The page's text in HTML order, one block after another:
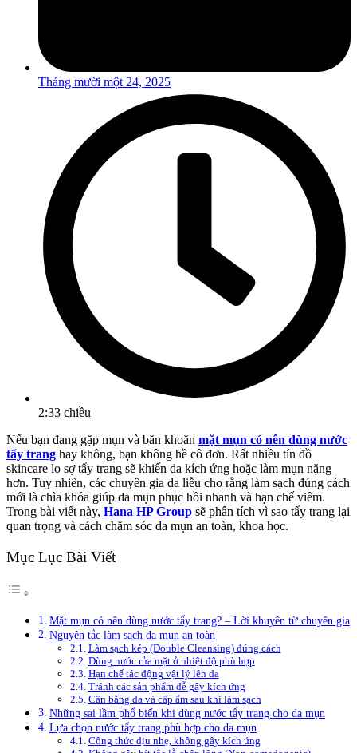
Tháng mười một 24, 2025
2:33 chiều
Nếu bạn đang gặp mụn và băn khoăn mặt mụn có nên dùng nước
tẩy trang hay không, bạn không hề cô đơn. Rất nhiều tín đồ
skincare lo sợ tẩy trang sẽ khiến da kích ứng hoặc làm mụn nặng
hơn. Tuy nhiên, các chuyên gia da liễu cho rằng làm sạch đúng cách
mới là chìa khóa giúp da mụn phục hồi nhanh và hạn chế viêm.
Trong bài viết này, Hana HP Group sẽ phân tích vì sao tẩy trang lại
quan trọng và cách chăm sóc da mụn an toàn, khoa học.
Mục Lục Bài Viết
Mặt mụn có nên dùng nước tẩy trang? – Lời khuyên từ chuyên gia
Nguyên tắc làm sạch da mụn an toàn
Làm sạch kép (Double Cleansing) đúng cách
Dùng nước rửa mặt ở nhiệt độ phù hợp
Hạn chế tác động vật lý lên da
Tránh các sản phẩm dễ gây kích ứng
Cân bằng da và cấp ẩm sau khi làm sạch
Những sai lầm phổ biến khi dùng nước tẩy trang cho da mụn
Lựa chọn nước tẩy trang phù hợp cho da mụn
Công thức dịu nhẹ, không gây kích ứng